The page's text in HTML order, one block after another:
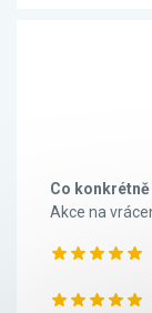
Co
Akce na